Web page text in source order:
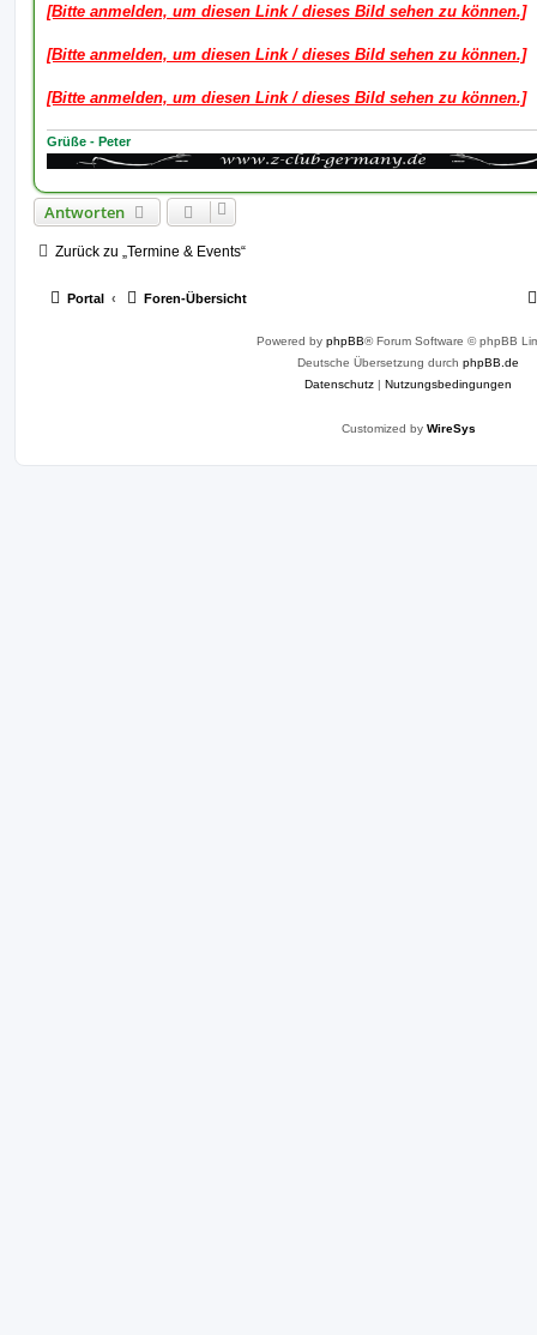
[Bitte anmelden, um diesen Link / dieses Bild sehen zu können.]
[Bitte anmelden, um diesen Link / dieses Bild sehen zu können.]
[Bitte anmelden, um diesen Link / dieses Bild sehen zu können.]
Grüße - Peter
Antworten
Zurück zu „Termine & Events“
Portal Foren-Übersicht
Powered by phpBB® Forum Software © phpBB
Deutsche Übersetzung durch phpBB.de
Datenschutz | Nutzungsbedingungen
Customized by WireSys